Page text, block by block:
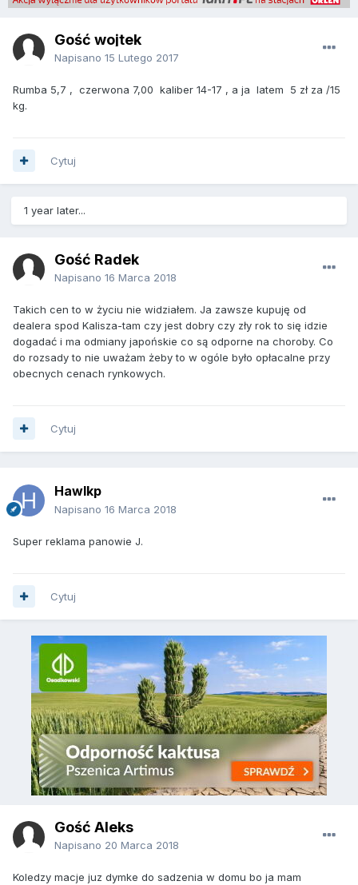
Gość wojtek
Napisano 15 Lutego 2017
Rumba 5,7 , czerwona 7,00 kaliber 14-17 , a ja latem 5 zł za /15
kg.
Cytuj
1 year later...
Gość Radek
Napisano 16 Marca 2018
Takich cen to w życiu nie widziałem. Ja zawsze kupuję od
dealera spod Kalisza-tam czy jest dobry czy zły rok to się idzie
dogadać i ma odmiany japońskie co są odporne na choroby. Co
do rozsady to nie uważam żeby to w ogóle było opłacalne przy
obecnych cenach rynkowych.
Cytuj
Hawlkp
Napisano 16 Marca 2018
Super reklama panowie J.
Cytuj
Gość Aleks
Napisano 20 Marca 2018
Koledzy macje juz dymke do sadzenia w domu bo ja mam